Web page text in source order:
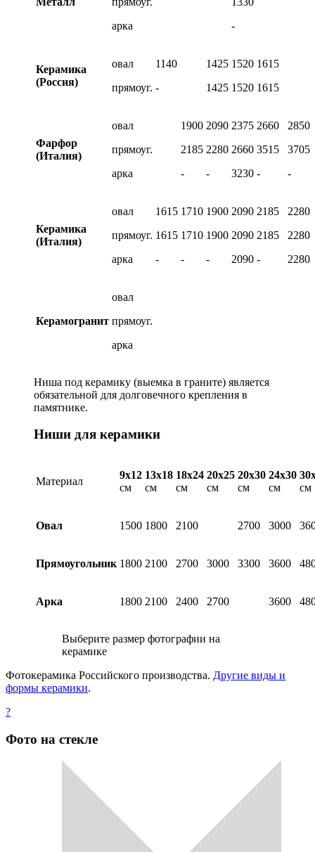
арка
-
Керамика
(Россия)
овал
прямоуг.
1140
-
1425
1425
1520
1520
1615
1615
Фарфор
(Италия)
овал
прямоуг.
арка
1900
2185
-
2090
2280
-
2375
2660
3230
2660
3515
-
2850
3705
-
Керамика
(Италия)
овал
прямоуг.
арка
1615
1615
-
1710
1710
-
1900
1900
-
2090
2090
2090
2185
2185
-
2280
2280
2280
Керамогранит
овал
прямоуг.
арка
Ниша под керамику (выемка в граните) является
обязательной для долговечного крепления в
памятнике.
Ниши для керамики
Материал
9х12
см
13х18
см
18х24
см
20х25
см
20х30
см
24х30
см
см
Овал 1500 1800 2100 2700 3000
Прямоугольник 1800 2100 2700 3000 3300 3600
Арка 1800 2100 2400 2700 3600
Выберите размер фотографии на
керамике
Фотокерамика Российского производства. Другие виды и
формы керамики.
?
Фото на стекле